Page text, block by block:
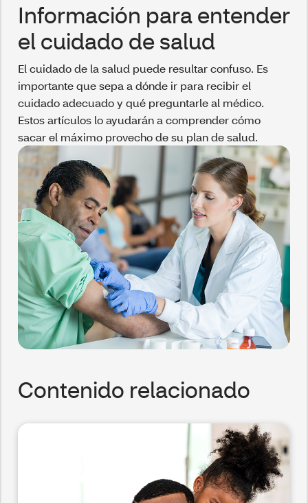
Información para entender
el cuidado de salud
El cuidado de la salud puede resultar confuso. Es
importante que sepa a dónde ir para recibir el
cuidado adecuado y qué preguntarle al médico.
Estos artículos lo ayudarán a comprender cómo
sacar el máximo provecho de su plan de salud.
Contenido relacionado